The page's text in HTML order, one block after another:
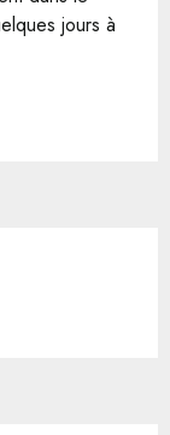
jours à